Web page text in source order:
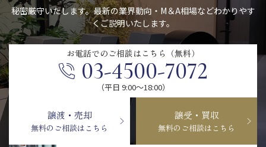
秘密厳守いたします。最新の業界動向・M＆A相場などわかりやす
くご説明いたします。
お電話での ご相談はこちら（無料）
03-4500-7072
（平日 9:00〜18:00）
譲渡・売却
無料のご相談はこちら
譲受・買収
無料のご相談はこちら